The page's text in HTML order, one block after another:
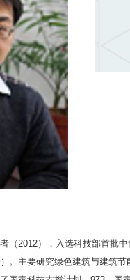
（2012），入选科技部首批
） 。主要研究绿色建筑与建筑